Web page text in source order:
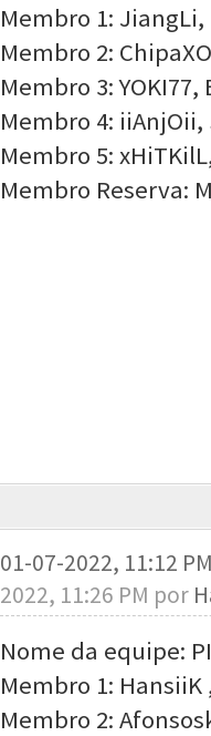
Membro 1: JiangLi,
Membro 2:
Membro 3: YOKI77,
Membro 4: iiAnjOii,
Membro 5:
Membro Reserva:
01-07-2022, 11:12
2022, 11:26 PM por
Nome da equipe:
Membro 1: HansiiK
Membro 2: